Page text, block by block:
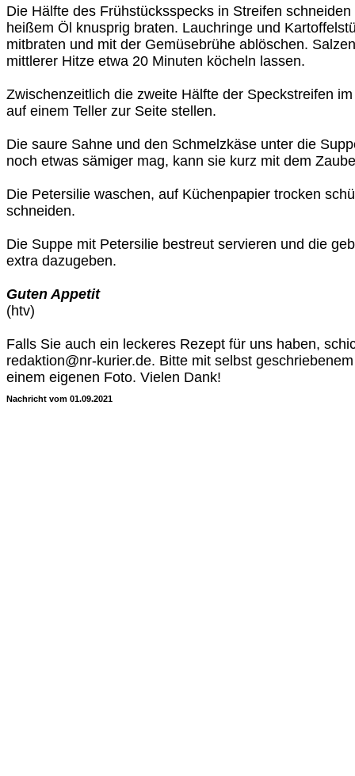
Die Hälfte des Frühstücksspecks in Streifen
heißem Öl knusprig braten. Lauchringe und
mitbraten und mit der Gemüsebrühe ablöschen.
mittlerer Hitze etwa 20 Minuten köcheln lassen.
Zwischenzeitlich die zweite Hälfte der Speckstreifen
auf einem Teller zur Seite stellen.
Die saure Sahne und den Schmelzkäse unter die
noch etwas sämiger mag, kann sie kurz mit dem
Die Petersilie waschen, auf Küchenpapier trocken
schneiden.
Die Suppe mit Petersilie bestreut servieren und die
extra dazugeben.
Guten Appetit
(htv)
Falls Sie auch ein leckeres Rezept für uns haben,
redaktion@nr-kurier.de. Bitte mit selbst
einem eigenen Foto. Vielen Dank!
Nachricht vom 01.09.2021